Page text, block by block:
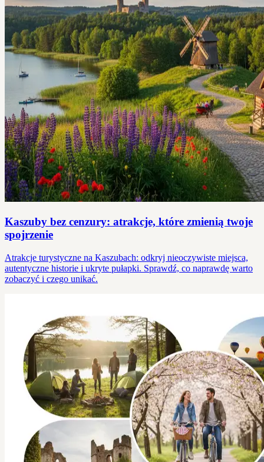
Kaszuby bez cenzury: atrakcje, które zmienią twoje
spojrzenie
Atrakcje turystyczne na Kaszubach: odkryj nieoczywiste miejsca,
autentyczne historie i ukryte pułapki. Sprawdź, co naprawdę warto
zobaczyć i czego unikać.